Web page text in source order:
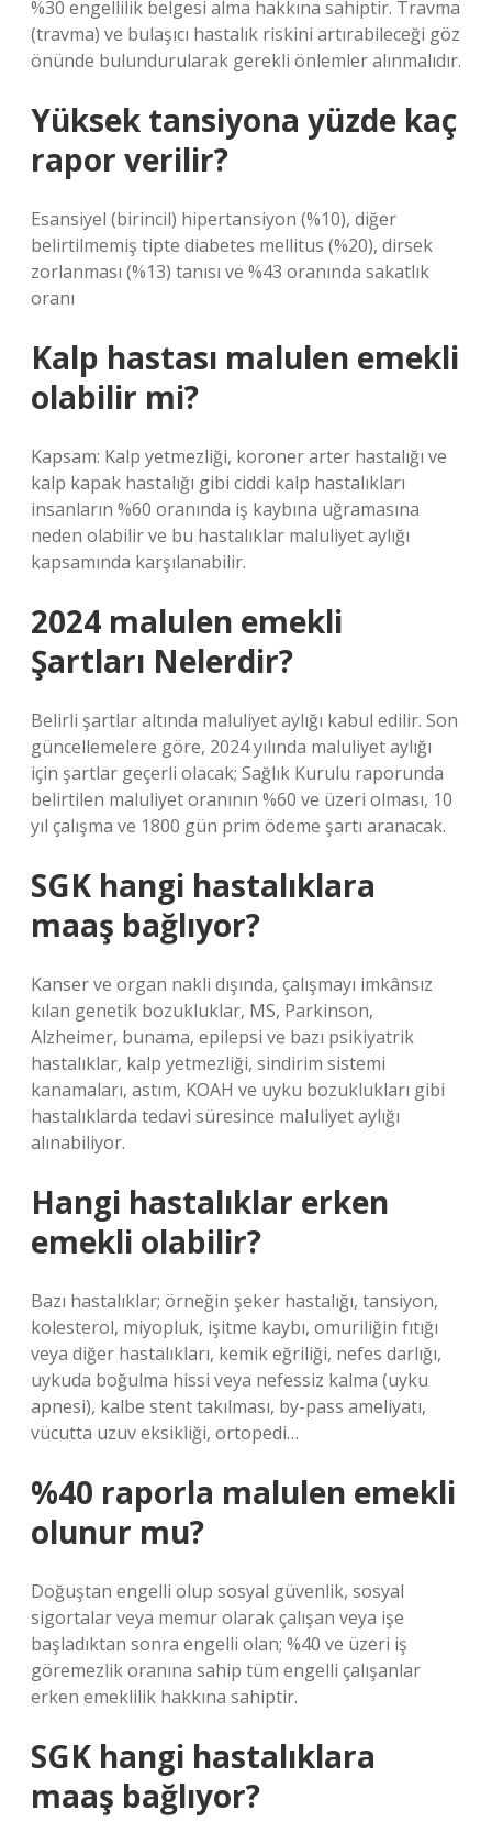
%30 engellilik belgesi alma hakkına sahiptir. Travma
(travma) ve bulaşıcı hastalık riskini artırabileceği göz
önünde bulundurularak gerekli önlemler alınmalıdır.
Yüksek tansiyona yüzde kaç
rapor verilir?
Esansiyel (birincil) hipertansiyon (%10), diğer
belirtilmemiş tipte diabetes mellitus (%20), dirsek
zorlanması (%13) tanısı ve %43 oranında sakatlık
oranı
Kalp hastası malulen emekli
olabilir mi?
Kapsam: Kalp yetmezliği, koroner arter hastalığı ve
kalp kapak hastalığı gibi ciddi kalp hastalıkları
insanların %60 oranında iş kaybına uğramasına
neden olabilir ve bu hastalıklar maluliyet aylığı
kapsamında karşılanabilir.
2024 malulen emekli
Şartları Nelerdir?
Belirli şartlar altında maluliyet aylığı kabul edilir. Son
güncellemelere göre, 2024 yılında maluliyet aylığı
için şartlar geçerli olacak; Sağlık Kurulu raporunda
belirtilen maluliyet oranının %60 ve üzeri olması, 10
yıl çalışma ve 1800 gün prim ödeme şartı aranacak.
SGK hangi hastalıklara
maaş bağlıyor?
Kanser ve organ nakli dışında, çalışmayı imkânsız
kılan genetik bozukluklar, MS, Parkinson,
Alzheimer, bunama, epilepsi ve bazı psikiyatrik
hastalıklar, kalp yetmezliği, sindirim sistemi
kanamaları, astım, KOAH ve uyku bozuklukları gibi
hastalıklarda tedavi süresince maluliyet aylığı
alınabiliyor.
Hangi hastalıklar erken
emekli olabilir?
Bazı hastalıklar; örneğin şeker hastalığı, tansiyon,
kolesterol, miyopluk, işitme kaybı, omuriliğin fıtığı
veya diğer hastalıkları, kemik eğriliği, nefes darlığı,
uykuda boğulma hissi veya nefessiz kalma (uyku
apnesi), kalbe stent takılması, by-pass ameliyatı,
vücutta uzuv eksikliği, ortopedi…
%40 raporla malulen emekli
olunur mu?
Doğuştan engelli olup sosyal güvenlik, sosyal
sigortalar veya memur olarak çalışan veya işe
başladıktan sonra engelli olan; %40 ve üzeri iş
göremezlik oranına sahip tüm engelli çalışanlar
erken emeklilik hakkına sahiptir.
SGK hangi hastalıklara
maaş bağlıyor?